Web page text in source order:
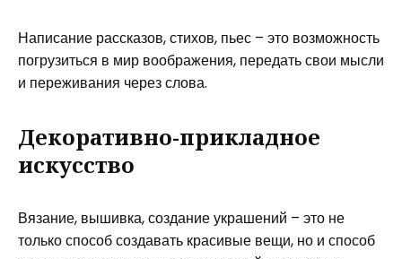
Написание рассказов, стихов, пьес – это возможность
погрузиться в мир воображения, передать свои мысли
и переживания через слова.
Декоративно-прикладное
искусство
Вязание, вышивка, создание украшений – это не
только способ создавать красивые вещи, но и способ